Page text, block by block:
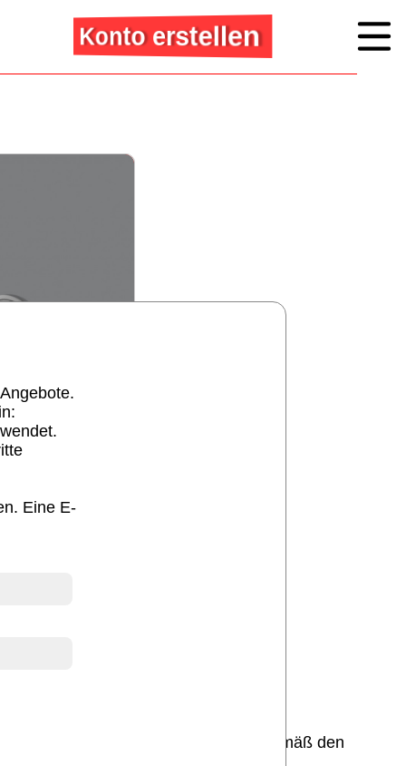
Konto erstellen
werden äußerst vertraulich und gemäß den
Eine E-